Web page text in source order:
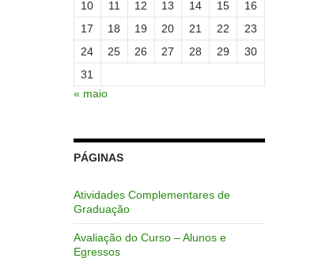
10
11 12 13 14 15
16
17
18 19 20 21 22
23
24
25 26 27 28 29
30
31
« maio
PÁGINAS
Atividades Complementares de
Graduação
Avaliação do Curso – Alunos e
Egressos